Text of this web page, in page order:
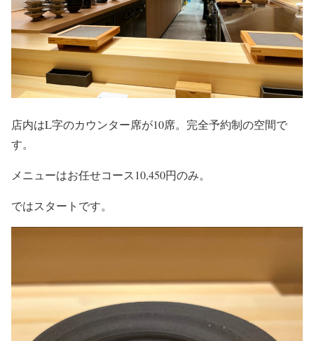
店内はL字のカウンター席が10席。完全予約制の空間で
す。
メニューはお任せコース10,450円のみ。
ではスタートです。